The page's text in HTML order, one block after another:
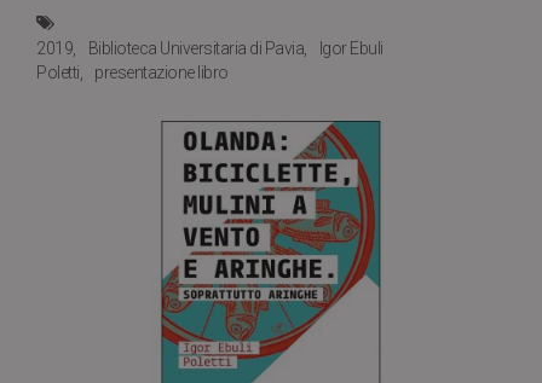
2019 Biblioteca Universitaria di Pavia
Igor Ebuli
Poletti
presentazione libro